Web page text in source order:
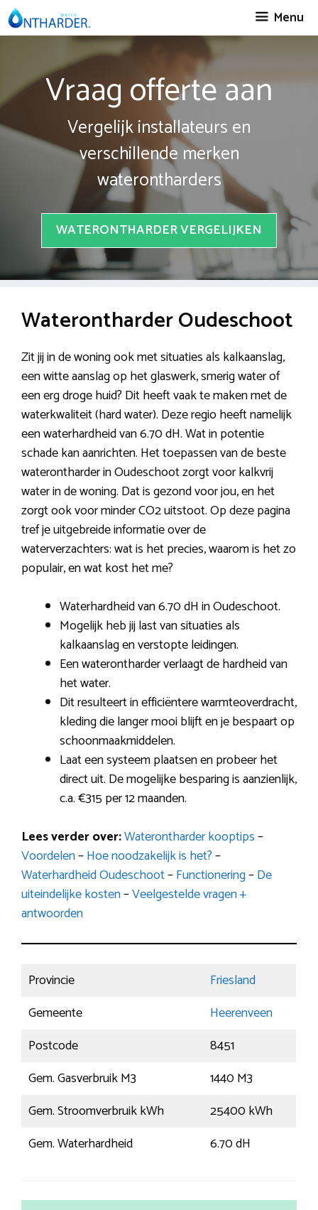
Spring
naar
Menu
Vraag offerte aan
Vergelijk installateurs en
verschillende merken
waterontharders
WATERONTHARDER VERGELIJKEN
Waterontharder Oudeschoot
Zit jij in de woning ook met situaties als kalkaanslag,
een witte aanslag op het glaswerk, smerig water of
een erg droge huid? Dit heeft vaak te maken met de
waterkwaliteit (hard water). Deze regio heeft namelijk
een waterhardheid van 6.70 dH. Wat in potentie
schade kan aanrichten. Het toepassen van de beste
waterontharder in Oudeschoot zorgt voor kalkvrij
water in de woning. Dat is gezond voor jou, en het
zorgt ook voor minder CO2 uitstoot. Op deze pagina
tref je uitgebreide informatie over de
waterverzachters: wat is het precies, waarom is het zo
populair, en wat kost het me?
Waterhardheid van 6.70 dH in Oudeschoot.
Mogelijk heb jij last van situaties als
kalkaanslag en verstopte leidingen.
Een waterontharder verlaagt de hardheid van
het water.
Dit resulteert in efficiëntere warmteoverdracht,
kleding die langer mooi blijft en je bespaart op
schoonmaakmiddelen.
Laat een systeem plaatsen en probeer het
direct uit. De mogelijke besparing is aanzienlijk,
c.a. €315 per 12 maanden.
Lees verder over:Waterontharder kooptips–
Voordelen–Hoe noodzakelijk is het?–
Waterhardheid Oudeschoot–Functionering–De
uiteindelijke kosten–Veelgestelde vragen +
antwoorden
Provincie
Friesland
Gemeente
Heerenveen
Postcode
8451
Gem. Gasverbruik M3
1440 M3
Gem. Stroomverbruik kWh
25400 kWh
Gem. Waterhardheid
6.70 dH